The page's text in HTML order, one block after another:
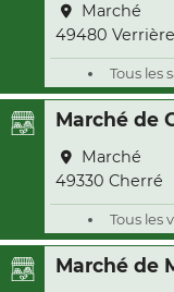
Marché
49480
Tous les
Marché de
Marché
49330 Cherré
Tous les
Marché de